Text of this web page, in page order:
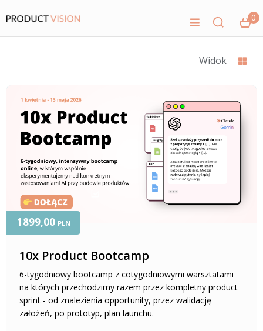
0
Widok
10x Product Bootcamp
6-tygodniowy bootcamp z cotygodniowymi warsztatami
na których przechodzimy razem przez kompletny product
sprint - od znalezienia opportunity, przez walidację
założeń, po prototyp, plan launchu.
1899,00 PLN